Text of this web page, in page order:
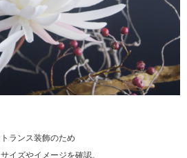
ランス装飾のため
イズやイメージを確認。